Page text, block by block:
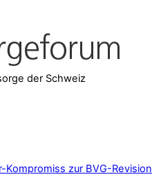
der Schweiz
Kompromiss zur BVG-Revision